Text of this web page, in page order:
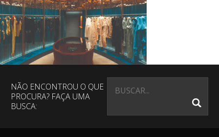
NÃO ENCONTROU O QUE
PROCURA? FAÇA UMA
BUSCA: